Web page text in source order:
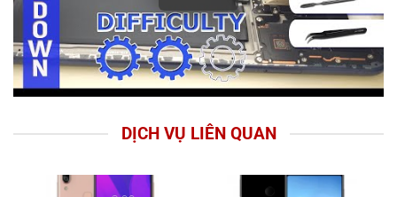
DỊCH VỤ LIÊN QUAN